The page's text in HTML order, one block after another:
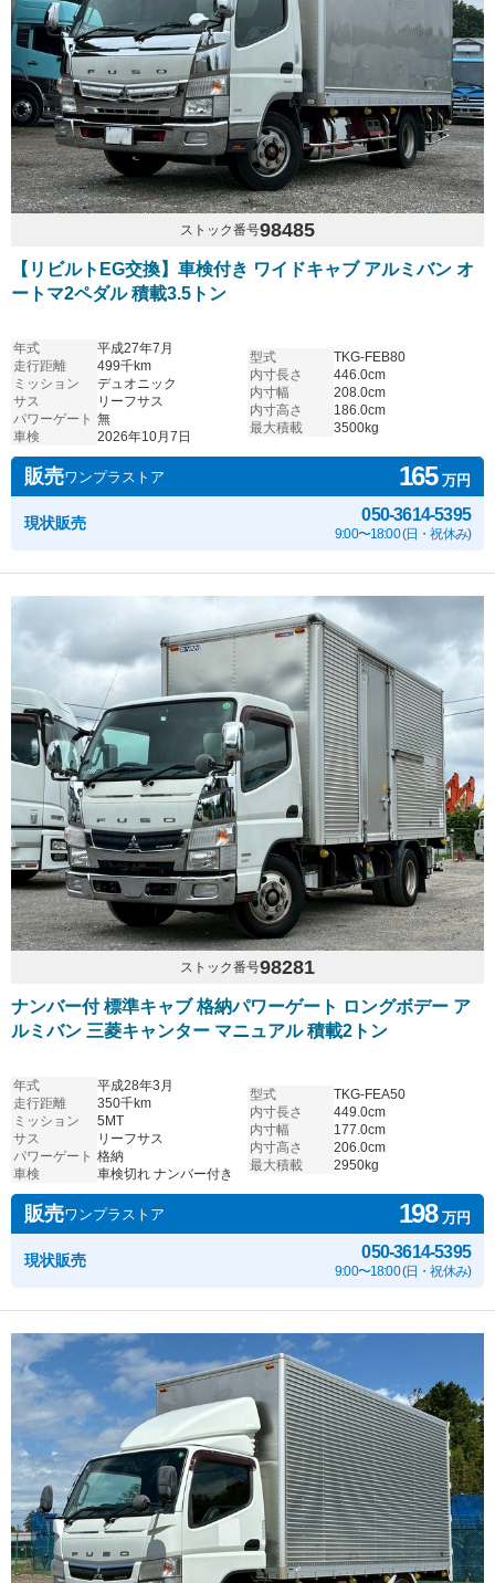
ストック番号98485
【リビルトEG交換】車検付き ワイドキャブ アルミバン オ
ートマ2ペダル 積載3.5トン
年式
平成27年7月
走行距離
499千km
ミッション
デュオニック
サス
リーフサス
パワーゲート 無
車検
2026年10月7日
型式
TKG-FEB80
内寸長さ
446.0cm
内寸幅
208.0cm
内寸高さ
186.0cm
最大積載
3500kg
販売ワンプラストア 165万円
現状販売 050-3614-5395
9:00〜18:00 (日・祝休み)
ストック番号98281
ナンバー付 標準キャブ 格納パワーゲート ロングボデー ア
ルミバン 三菱キャンター マニュアル 積載2トン
年式
平成28年3月
走行距離
350千km
ミッション
5MT
サス
リーフサス
パワーゲート 格納
車検
車検切れ ナンバー付き
型式
TKG-FEA50
内寸長さ
449.0cm
内寸幅
177.0cm
内寸高さ
206.0cm
最大積載
2950kg
販売ワンプラストア 198万円
現状販売 050-3614-5395
9:00〜18:00 (日・祝休み)